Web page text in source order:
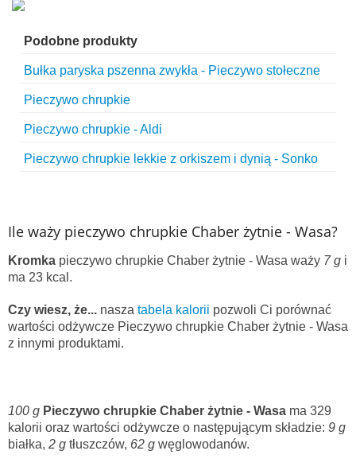
Podobne produkty
Bułka paryska pszenna zwykła - Pieczywo stołeczne
Pieczywo chrupkie
Pieczywo chrupkie - Aldi
Pieczywo chrupkie lekkie z orkiszem i dynią - Sonko
Ile waży pieczywo chrupkie Chaber żytnie - Wasa?
Kromka pieczywo chrupkie Chaber żytnie - Wasa waży 7 g i
ma 23 kcal.
Czy wiesz, że... nasza tabela kalorii pozwoli Ci porównać
wartości odżywcze Pieczywo chrupkie Chaber żytnie - Wasa
z innymi produktami.
100 g Pieczywo chrupkie Chaber żytnie - Wasa ma 329
kalorii oraz wartości odżywcze o następującym składzie: 9 g
białka, 2 g tłuszczów, 62 g węglowodanów.